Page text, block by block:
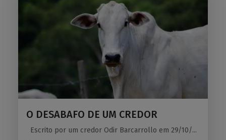
O DESABAFO DE UM CREDOR
Escrito por um credor Odir Barcarrollo em 29/10/...